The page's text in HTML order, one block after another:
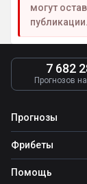
могут
публикации.
7 682
Прогнозов
Прогнозы
Все прогнозы
Топ ставок
Прогнозы на футбол
Фрибеты
Фрибеты
Помощь